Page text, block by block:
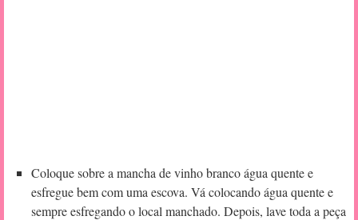
Coloque sobre a mancha de vinho branco água quente e
esfregue bem com uma escova. Vá colocando água quente e
sempre esfregando o local manchado. Depois, lave toda a peça